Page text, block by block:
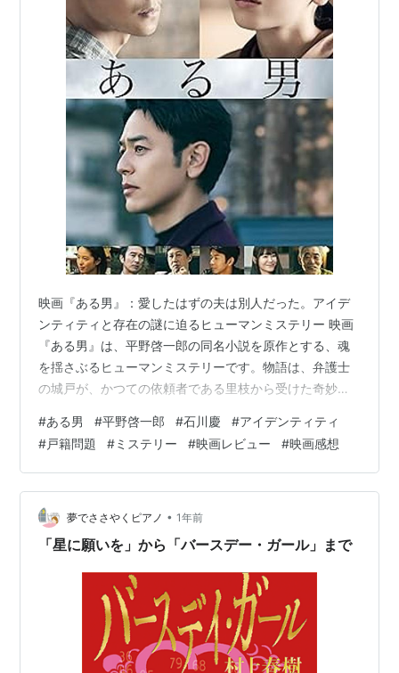
映画『ある男』：愛したはずの夫は別人だった。アイデ
ンティティと存在の謎に迫るヒューマンミステリー 映画
『ある男』は、平野啓一郎の同名小説を原作とする、魂
を揺さぶるヒューマンミステリーです。物語は、弁護士
の城戸が、かつての依頼者である里枝から受けた奇妙な
ていた夫「大祐」が不慮の事故で亡くなった後、その夫
が実はまったくの別人であったという衝撃の事実を知ら
されます。愛したはずの「大祐」が誰だったのか、なぜ
別人として生きていたのか、城戸はその謎を追ううち
に、人が「自分」として生きることの意味、そして
「愛」と「真実」の定義について深く問い直すことにな
#ある男 #平野啓一郎 #石川慶 #アイデンティティ
#戸籍問題 #ミステリー #映画レビュー #映画感想
夢でささやくピアノ • 1年前
「星に願いを」から「バースデー・ガール」まで